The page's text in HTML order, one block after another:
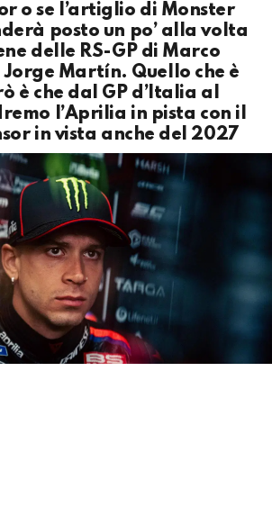
o se l’artiglio di Monster
posto un po’ alla volta
delle RS-GP di Marco
Jorge Martín. Quello che è
è che dal GP d’Italia al
l’Aprilia in pista con il
in vista anche del 2027